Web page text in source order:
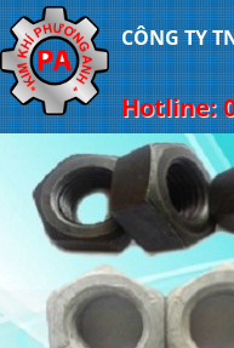
CÔNG TY
Hotline: